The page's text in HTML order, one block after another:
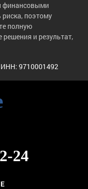
финансовыми
поэтому
полную
решения и результат,
ИНН: 9710001492
24